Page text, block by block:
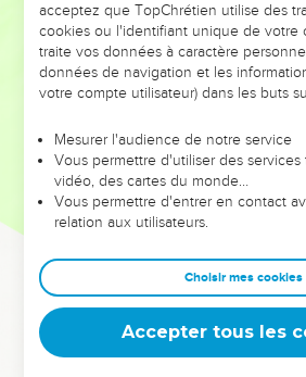
DE
ET SI LEURS ERREURS POUVAIENT
VOTRES ?
leur foi ou leur vision. Mais on voit moins
et les saisons difficiles qu'ils ont
sont elles qui les ont
Dans cette conférence, leaders,
clés pour avancer avec plus de
deviennent vos tremplins. Que vous
équipe, un groupe ou une famille, leur
acceptez que TopChrétien utilise des
cookies ou l'identifiant unique de votre
traite vos données à caractère
données de navigation et les
votre compte utilisateur) dans les buts
Mesurer l'audience de notre service
Vous permettre d'utiliser des
vidéo, des cartes du monde…
Vous permettre d'entrer en contact
relation aux utilisateurs.
Choisir mes cookies
Accepter tous les